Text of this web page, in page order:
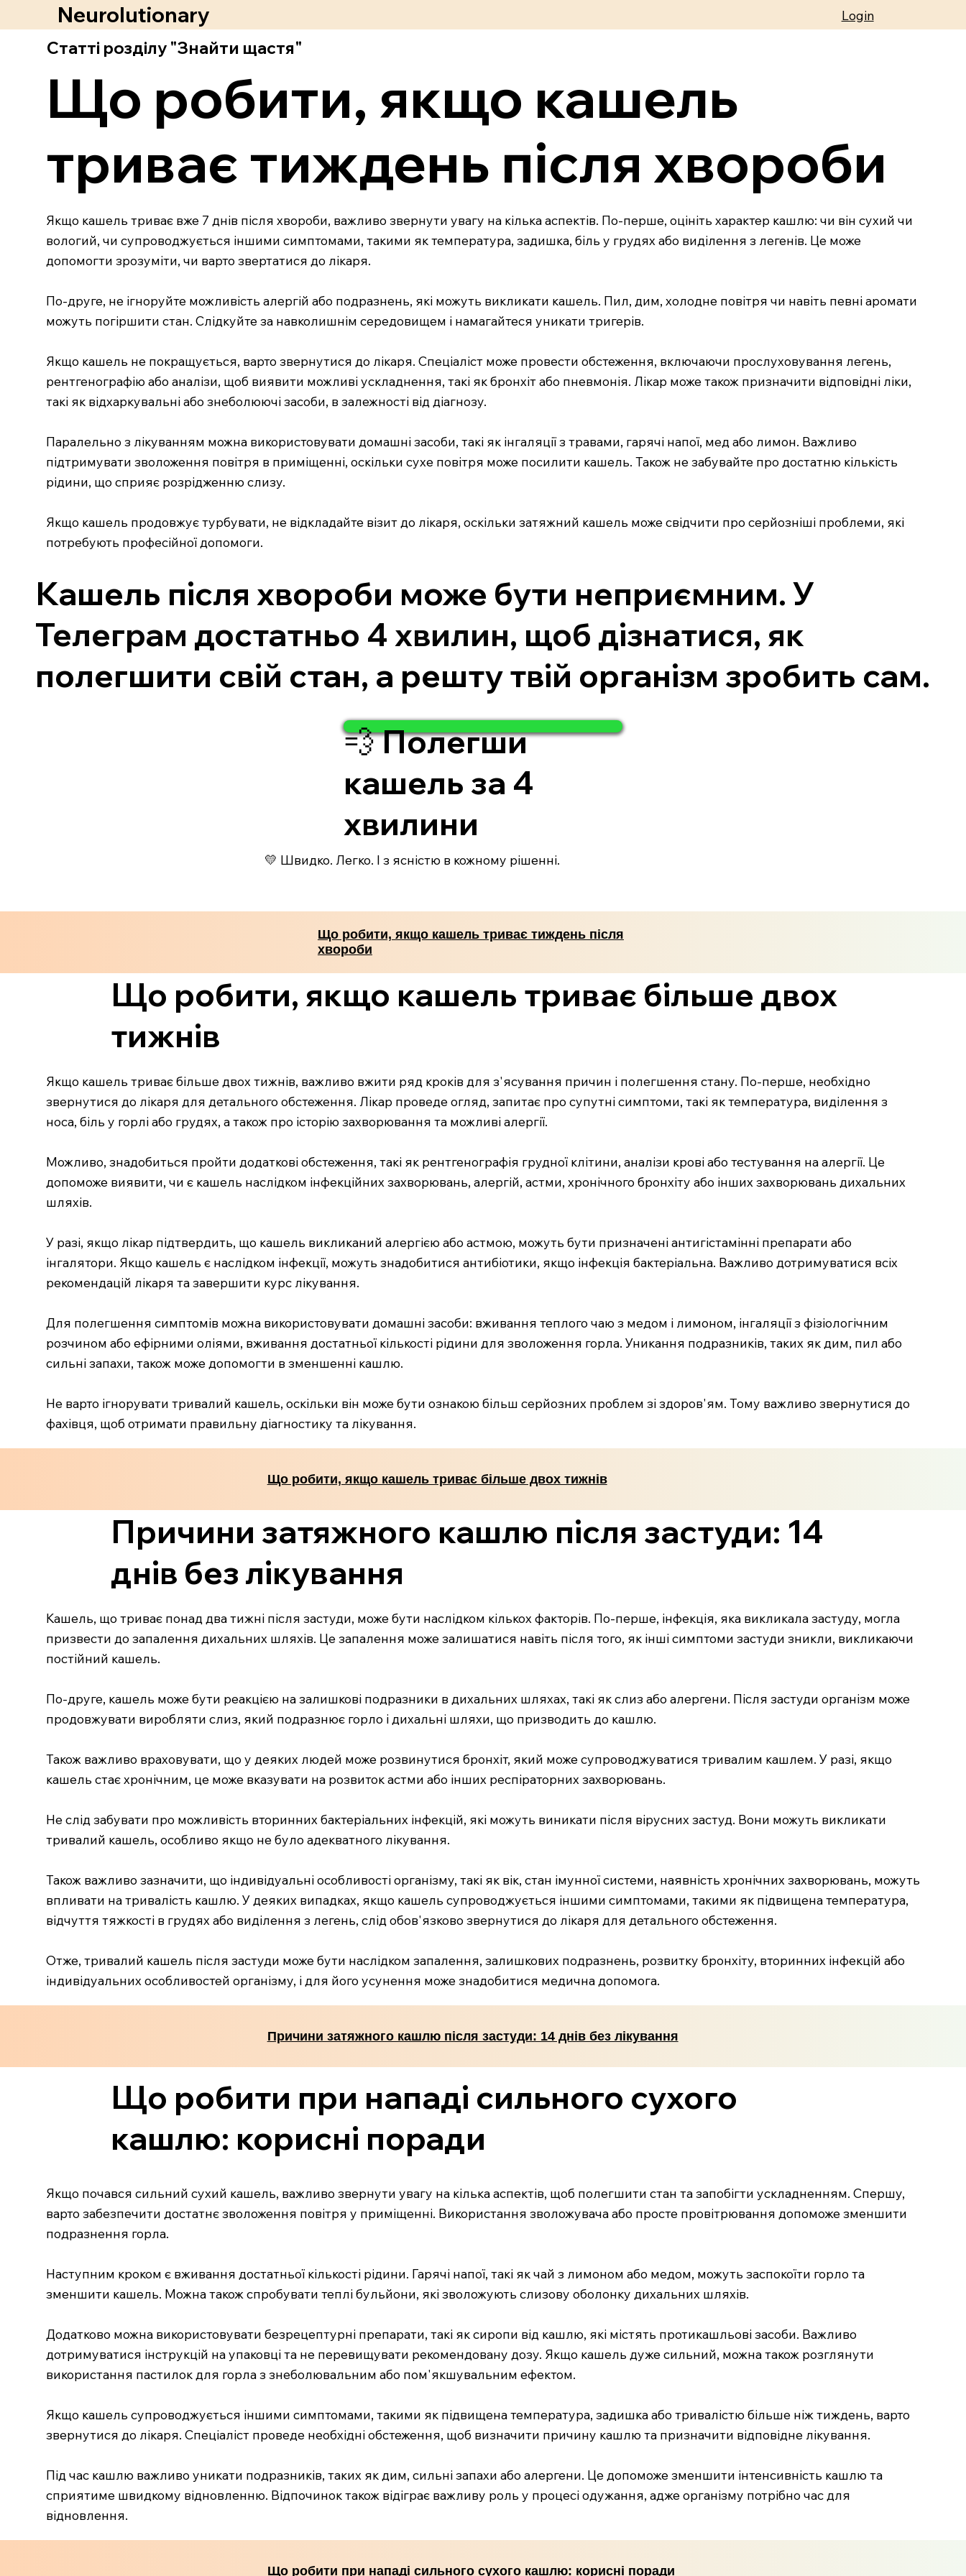
Neurolutionary Login
Статті розділу "Знайти щастя"
Що робити, якщо кашель
триває тиждень після хвороби
Якщо кашель триває вже 7 днів після хвороби, важливо звернути увагу на кілька аспектів. По-перше, оцініть характер кашлю: чи він сухий чи
вологий, чи супроводжується іншими симптомами, такими як температура, задишка, біль у грудях або виділення з легенів. Це може
допомогти зрозуміти, чи варто звертатися до лікаря.
По-друге, не ігноруйте можливість алергій або подразнень, які можуть викликати кашель. Пил, дим, холодне повітря чи навіть певні аромати
можуть погіршити стан. Слідкуйте за навколишнім середовищем і намагайтеся уникати тригерів.
Якщо кашель не покращується, варто звернутися до лікаря. Спеціаліст може провести обстеження, включаючи прослуховування легень,
рентгенографію або аналізи, щоб виявити можливі ускладнення, такі як бронхіт або пневмонія. Лікар може також призначити відповідні ліки,
такі як відхаркувальні або знеболюючі засоби, в залежності від діагнозу.
Паралельно з лікуванням можна використовувати домашні засоби, такі як інгаляції з травами, гарячі напої, мед або лимон. Важливо
підтримувати зволоження повітря в приміщенні, оскільки сухе повітря може посилити кашель. Також не забувайте про достатню кількість
рідини, що сприяє розрідженню слизу.
Якщо кашель продовжує турбувати, не відкладайте візит до лікаря, оскільки затяжний кашель може свідчити про серйозніші проблеми, які
потребують професійної допомоги.
Кашель після хвороби може бути неприємним. У
Телеграм достатньо 4 хвилин, щоб дізнатися, як
полегшити свій стан, а решту твій організм зробить сам.
💨 Полегши
кашель за 4
хвилини
💛 Швидко. Легко. І з ясністю в кожному рішенні.
Що робити, якщо кашель триває тиждень після
хвороби
Що робити, якщо кашель триває більше двох
тижнів
Якщо кашель триває більше двох тижнів, важливо вжити ряд кроків для з'ясування причин і полегшення стану. По-перше, необхідно
звернутися до лікаря для детального обстеження. Лікар проведе огляд, запитає про супутні симптоми, такі як температура, виділення з
носа, біль у горлі або грудях, а також про історію захворювання та можливі алергії.
Можливо, знадобиться пройти додаткові обстеження, такі як рентгенографія грудної клітини, аналізи крові або тестування на алергії. Це
допоможе виявити, чи є кашель наслідком інфекційних захворювань, алергій, астми, хронічного бронхіту або інших захворювань дихальних
шляхів.
У разі, якщо лікар підтвердить, що кашель викликаний алергією або астмою, можуть бути призначені антигістамінні препарати або
інгалятори. Якщо кашель є наслідком інфекції, можуть знадобитися антибіотики, якщо інфекція бактеріальна. Важливо дотримуватися всіх
рекомендацій лікаря та завершити курс лікування.
Для полегшення симптомів можна використовувати домашні засоби: вживання теплого чаю з медом і лимоном, інгаляції з фізіологічним
розчином або ефірними оліями, вживання достатньої кількості рідини для зволоження горла. Уникання подразників, таких як дим, пил або
сильні запахи, також може допомогти в зменшенні кашлю.
Не варто ігнорувати тривалий кашель, оскільки він може бути ознакою більш серйозних проблем зі здоров'ям. Тому важливо звернутися до
фахівця, щоб отримати правильну діагностику та лікування.
Що робити, якщо кашель триває більше двох тижнів
Причини затяжного кашлю після застуди: 14
днів без лікування
Кашель, що триває понад два тижні після застуди, може бути наслідком кількох факторів. По-перше, інфекція, яка викликала застуду, могла
призвести до запалення дихальних шляхів. Це запалення може залишатися навіть після того, як інші симптоми застуди зникли, викликаючи
постійний кашель.
По-друге, кашель може бути реакцією на залишкові подразники в дихальних шляхах, такі як слиз або алергени. Після застуди організм може
продовжувати виробляти слиз, який подразнює горло і дихальні шляхи, що призводить до кашлю.
Також важливо враховувати, що у деяких людей може розвинутися бронхіт, який може супроводжуватися тривалим кашлем. У разі, якщо
кашель стає хронічним, це може вказувати на розвиток астми або інших респіраторних захворювань.
Не слід забувати про можливість вторинних бактеріальних інфекцій, які можуть виникати після вірусних застуд. Вони можуть викликати
тривалий кашель, особливо якщо не було адекватного лікування.
Також важливо зазначити, що індивідуальні особливості організму, такі як вік, стан імунної системи, наявність хронічних захворювань, можуть
впливати на тривалість кашлю. У деяких випадках, якщо кашель супроводжується іншими симптомами, такими як підвищена температура,
відчуття тяжкості в грудях або виділення з легень, слід обов'язково звернутися до лікаря для детального обстеження.
Отже, тривалий кашель після застуди може бути наслідком запалення, залишкових подразнень, розвитку бронхіту, вторинних інфекцій або
індивідуальних особливостей організму, і для його усунення може знадобитися медична допомога.
Причини затяжного кашлю після застуди: 14 днів без лікування
Що робити при нападі сильного сухого
кашлю: корисні поради
Якщо почався сильний сухий кашель, важливо звернути увагу на кілька аспектів, щоб полегшити стан та запобігти ускладненням. Спершу,
варто забезпечити достатнє зволоження повітря у приміщенні. Використання зволожувача або просте провітрювання допоможе зменшити
подразнення горла.
Наступним кроком є вживання достатньої кількості рідини. Гарячі напої, такі як чай з лимоном або медом, можуть заспокоїти горло та
зменшити кашель. Можна також спробувати теплі бульйони, які зволожують слизову оболонку дихальних шляхів.
Додатково можна використовувати безрецептурні препарати, такі як сиропи від кашлю, які містять протикашльові засоби. Важливо
дотримуватися інструкцій на упаковці та не перевищувати рекомендовану дозу. Якщо кашель дуже сильний, можна також розглянути
використання пастилок для горла з знеболювальним або пом'якшувальним ефектом.
Якщо кашель супроводжується іншими симптомами, такими як підвищена температура, задишка або тривалістю більше ніж тиждень, варто
звернутися до лікаря. Спеціаліст проведе необхідні обстеження, щоб визначити причину кашлю та призначити відповідне лікування.
Під час кашлю важливо уникати подразників, таких як дим, сильні запахи або алергени. Це допоможе зменшити інтенсивність кашлю та
сприятиме швидкому відновленню. Відпочинок також відіграє важливу роль у процесі одужання, адже організму потрібно час для
відновлення.
Що робити при нападі сильного сухого кашлю: корисні поради